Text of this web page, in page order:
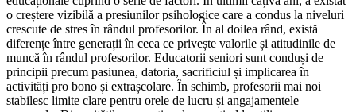
o creștere vizibilă a presiunilor psihologice care a condus la niveluri
crescute de stres în rândul profesorilor. În al doilea rând, există
diferențe între generații în ceea ce privește valorile și atitudinile de
muncă în rândul profesorilor. Educatorii seniori sunt conduși de
principii precum pasiunea, datoria, sacrificiul și implicarea în
activități pro bono și extrașcolare. În schimb, profesorii mai noi
stabilesc limite clare pentru orele de lucru și angajamentele